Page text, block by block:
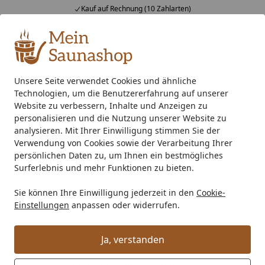
Unsere Seite verwendet Cookies und ähnliche
Technologien, um die Benutzererfahrung auf unserer
Website zu verbessern, Inhalte und Anzeigen zu
personalisieren und die Nutzung unserer Website zu
analysieren. Mit Ihrer Einwilligung stimmen Sie der
Verwendung von Cookies sowie der Verarbeitung Ihrer
persönlichen Daten zu, um Ihnen ein bestmögliches
Surferlebnis und mehr Funktionen zu bieten.
Sie können Ihre Einwilligung jederzeit in den Cookie-
Einstellungen anpassen oder widerrufen.
Ja, verstanden
Kauf auf Rechnung (10 Zahlarten)
Alle Produkte
Mein Konto
Suchen
Startseite
EPDM Folienset Nr. 77 - 457 x 750 cm
EPDM Folienset Nr. 77 - 457 x 750 cm